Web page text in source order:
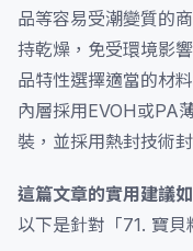
品等容易受潮變質的
持乾燥，免受環境影
品特性選擇適當的材
內層採用EVOH或PA
裝，並採用熱封技術封
這篇文章的實用建議
以下是針對「71. 寶貝